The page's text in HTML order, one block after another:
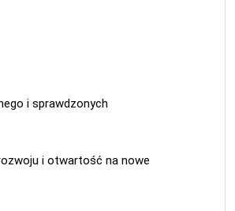
i sprawdzonych
i otwartość na nowe